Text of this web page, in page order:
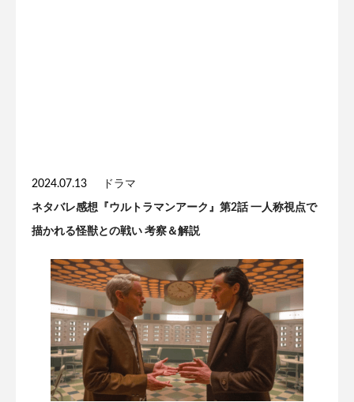
2024.07.13 ドラマ
ネタバレ感想『ウルトラマンアーク』第2話 一人称視点で
描かれる怪獣との戦い 考察＆解説